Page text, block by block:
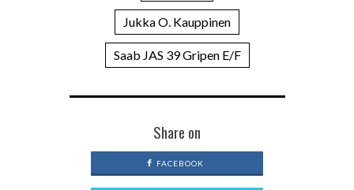
Jukka O. Kauppinen
Saab JAS 39 Gripen E/F
Share on
FACEBOOK